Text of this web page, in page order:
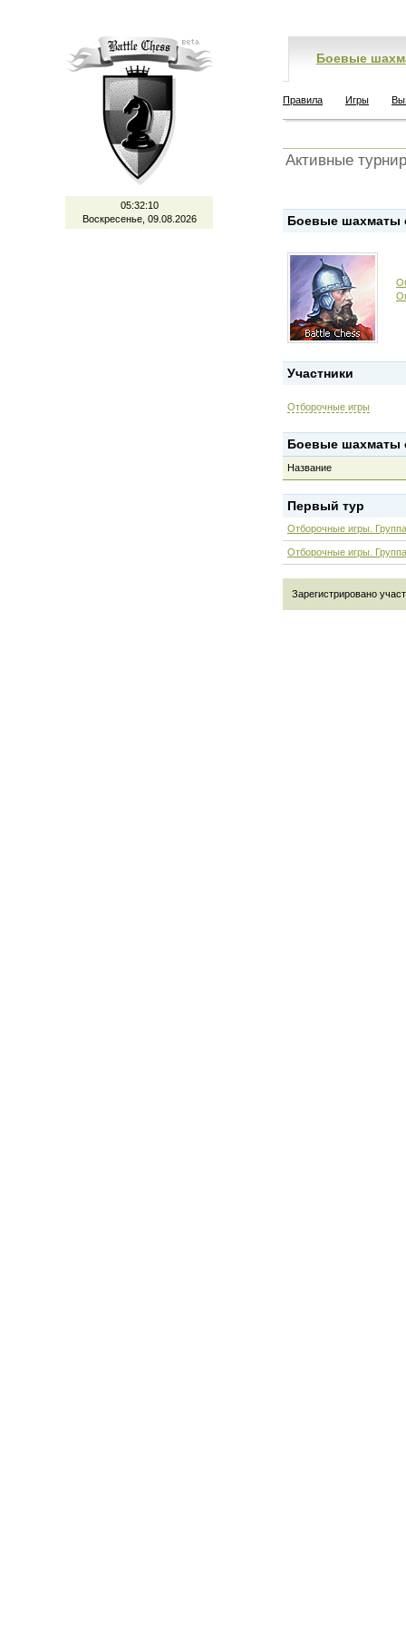
05:32:11
Воскресенье, 09.08.2026
Боевые
Правила Игры
Активные
Боевые шахматы
Участники
Отборочные игры
Боевые шахматы
Название
Первый тур
Отборочные игры.
Отборочные игры.
Зарегистрировано